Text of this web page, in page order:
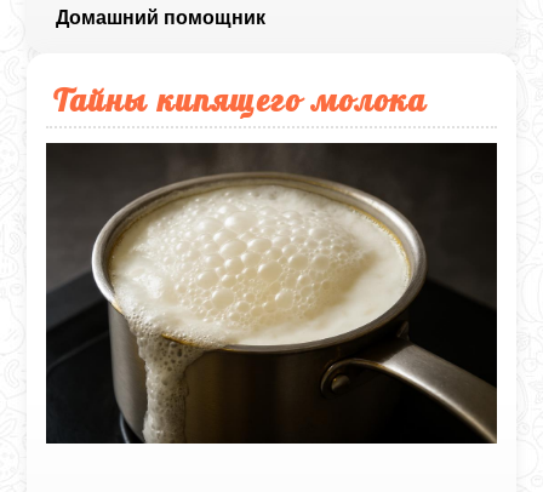
Домашний помощник
Тайны кипящего молока